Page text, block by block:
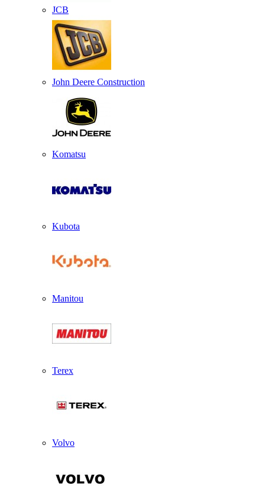
JCB
John Deere Construction
Komatsu
Kubota
Manitou
Terex
Volvo